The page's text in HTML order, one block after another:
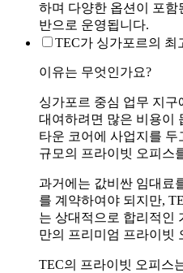
하며 다양한 옵션이 포함
반으로 운영됩니다.
TEC가 싱가포르의 최
이유는 무엇인가요?
싱가포르 중심 업무 지
대여하려면 많은 비용이
타운 코어에 사업지를
규모의 프라이빗 오피스
과거에는 값비싼 임대료
를 계약하여야 되지만,
는 상대적으로 합리적인
만의 프리미엄 프라이빗
TEC의 프라이빗 오피스